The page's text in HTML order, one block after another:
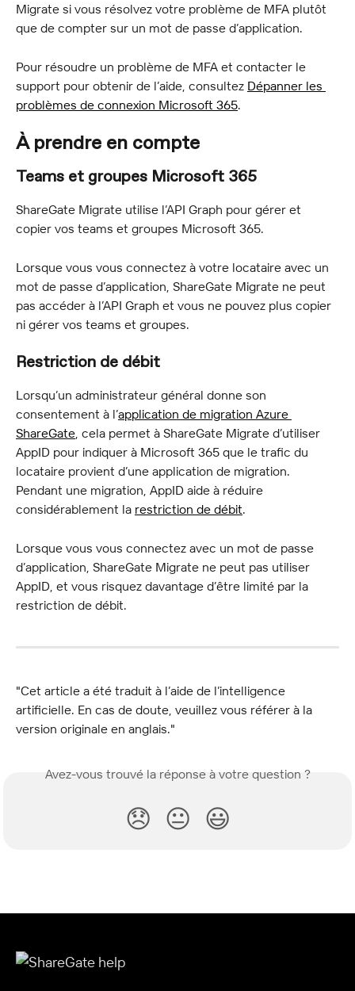
Migrate si vous résolvez votre problème de MFA plutôt
que de compter sur un mot de passe d’application.
Pour résoudre un problème de MFA et contacter le
support pour obtenir de l’aide, consultez Dépanner les
problèmes de connexion Microsoft 365.
À prendre en compte
Teams et groupes Microsoft 365
ShareGate Migrate utilise l’API Graph pour gérer et
copier vos teams et groupes Microsoft 365.
Lorsque vous vous connectez à votre locataire avec un
mot de passe d’application, ShareGate Migrate ne peut
pas accéder à l’API Graph et vous ne pouvez plus copier
ni gérer vos teams et groupes.
Restriction de débit
Lorsqu’un administrateur général donne son
consentement à l’application de migration Azure
ShareGate, cela permet à ShareGate Migrate d’utiliser
AppID pour indiquer à Microsoft 365 que le trafic du
locataire provient d’une application de migration.
Pendant une migration, AppID aide à réduire
considérablement la restriction de débit.
Lorsque vous vous connectez avec un mot de passe
d’application, ShareGate Migrate ne peut pas utiliser
AppID, et vous risquez davantage d’être limité par la
restriction de débit.
"Cet article a été traduit à l’aide de l’intelligence
artificielle. En cas de doute, veuillez vous référer à la
version originale en anglais."
Avez-vous trouvé la réponse à votre question ?
😞 😐 😃